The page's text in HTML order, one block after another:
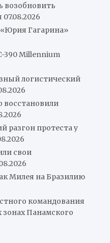
возобновить
07.08.2026
Гагарина»
390 Millennium
логистический
восстановили
разгон протеста у
свои
Милея на Бразилию
командования
зонах Панамского